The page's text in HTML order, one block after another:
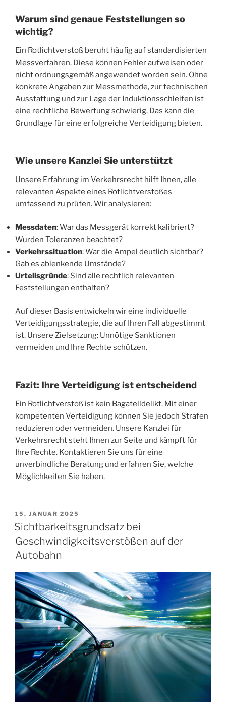
Warum sind genaue Feststellungen so
wichtig?
Ein Rotlichtverstoß beruht häufig auf standardisierten
Messverfahren. Diese können Fehler aufweisen oder
nicht ordnungsgemäß angewendet worden sein. Ohne
konkrete Angaben zur Messmethode, zur technischen
Ausstattung und zur Lage der Induktionsschleifen ist
eine rechtliche Bewertung schwierig. Das kann die
Grundlage für eine erfolgreiche Verteidigung bieten.
Wie unsere Kanzlei Sie unterstützt
Unsere Erfahrung im Verkehrsrecht hilft Ihnen, alle
relevanten Aspekte eines Rotlichtverstoßes
umfassend zu prüfen. Wir analysieren:
Messdaten: War das Messgerät korrekt kalibriert?
Wurden Toleranzen beachtet?
Verkehrssituation: War die Ampel deutlich sichtbar?
Gab es ablenkende Umstände?
Urteilsgründe: Sind alle rechtlich relevanten
Feststellungen enthalten?
Auf dieser Basis entwickeln wir eine individuelle
Verteidigungsstrategie, die auf Ihren Fall abgestimmt
ist. Unsere Zielsetzung: Unnötige Sanktionen
vermeiden und Ihre Rechte schützen.
Fazit: Ihre Verteidigung ist entscheidend
Ein Rotlichtverstoß ist kein Bagatelldelikt. Mit einer
kompetenten Verteidigung können Sie jedoch Strafen
reduzieren oder vermeiden. Unsere Kanzlei für
Verkehrsrecht steht Ihnen zur Seite und kämpft für
Ihre Rechte. Kontaktieren Sie uns für eine
unverbindliche Beratung und erfahren Sie, welche
Möglichkeiten Sie haben.
VERÖFFENTLICHT
AM
15. JANUAR 2025
Sichtbarkeitsgrundsatz bei
Geschwindigkeitsverstößen auf der
Autobahn